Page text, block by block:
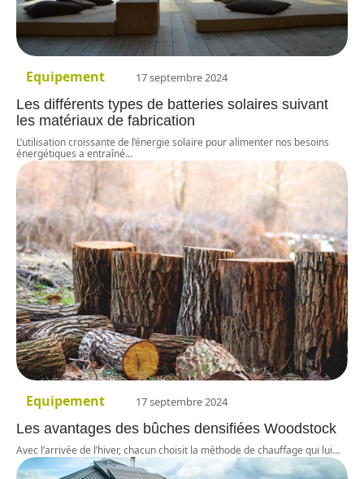
Equipement 17 septembre 2024
Les différents types de batteries solaires suivant
les matériaux de fabrication
L’utilisation croissante de l’énergie solaire pour alimenter nos besoins
énergétiques a entraîné…
Equipement 17 septembre 2024
Les avantages des bûches densifiées Woodstock
Avec l’arrivée de l’hiver, chacun choisit la méthode de chauffage qui lui…